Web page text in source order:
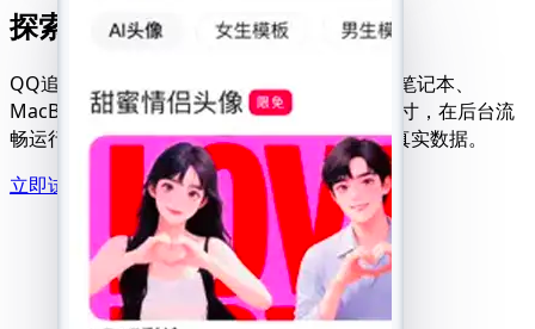
探索QQ追踪器的多元应用场景
QQ追踪器兼容iPhone、安卓设备、Windows笔记本、
MacBook及平板电脑。可无缝适配任意屏幕尺寸，在后台流
畅运行。无需下载或弹窗干扰，即可安全获取真实数据。
立即试用